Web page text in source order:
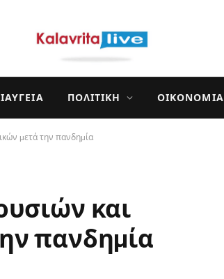
ΠΟΛΙΤΙΚΉ ΟΙΚΟΝΟΜΊΑ
µετά την πανδηµία
και
πανδηµία